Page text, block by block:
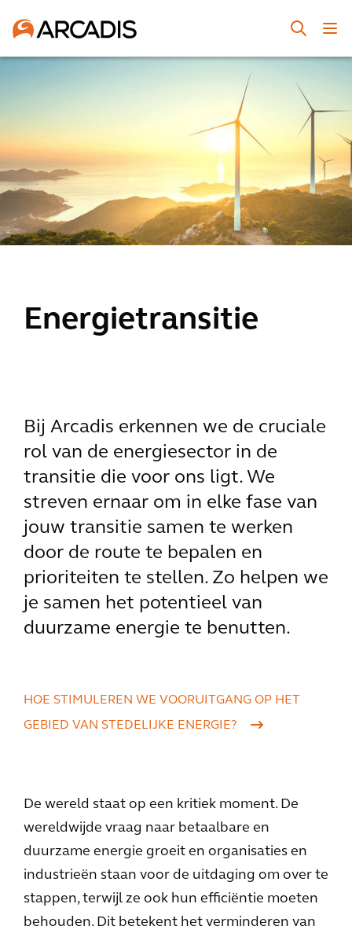
Energietransitie
Bij Arcadis erkennen we de cruciale
rol van de energiesector in de
transitie die voor ons ligt. We
streven ernaar om in elke fase van
jouw transitie samen te werken
door de route te bepalen en
prioriteiten te stellen. Zo helpen we
je samen het potentieel van
duurzame energie te benutten.
HOE STIMULEREN WE VOORUITGANG OP HET
GEBIED VAN STEDELIJKE ENERGIE?
De wereld staat op een kritiek moment. De
wereldwijde vraag naar betaalbare en
duurzame energie groeit en organisaties en
industrieën staan voor de uitdaging om over te
stappen, terwijl ze ook hun efficiëntie moeten
behouden. Dit betekent het verminderen van